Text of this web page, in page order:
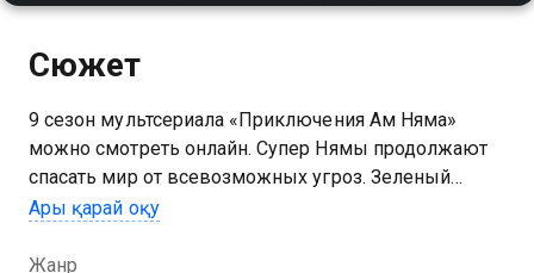
Сюжет
9 сезон мультсериала «Приключения Ам Няма»
можно смотреть онлайн. Супер Нямы продолжают
спасать мир от всевозможных угроз. Зеленый
монстрик Ам Ням теперь может двигать даже
красной шапочки. Ам Няша, подружка героя, стала
Ары қарай оқу
Жанр